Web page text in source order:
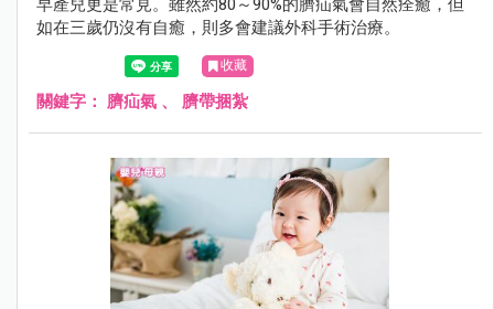
早產兒更是常見。雖然約80～90%的臍疝氣會自然痊癒，但
如在三歲仍沒有自癒，則多會建議外科手術治療。
收藏
關鍵字： 臍疝氣 、 臍帶捆紮